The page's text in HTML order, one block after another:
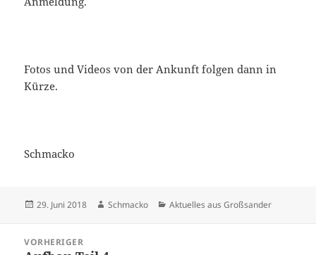
Fotos und Videos von der Ankunft folgen dann in
Kürze.
Schmacko
Veröffentlicht
29. Juni 2018 Autor
Schmacko Kategorien
Aktuelles aus Großsander
VORHERIGER